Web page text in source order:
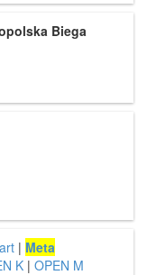
Biega
| Meta
K | OPEN M